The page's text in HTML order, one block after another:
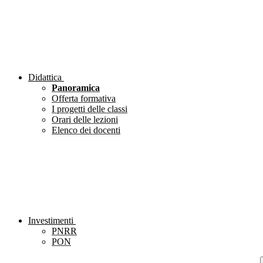
Didattica
Panoramica
Offerta formativa
I progetti delle classi
Orari delle lezioni
Elenco dei docenti
Investimenti
PNRR
PON